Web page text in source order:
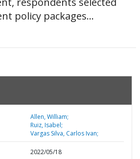
policy packages...
Allen, William;
Ruiz, Isabel;
Vargas Silva, Carlos Ivan;
2022/05/18